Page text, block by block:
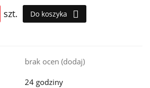
szt. Do koszyka
brak ocen (dodaj)
24 godziny